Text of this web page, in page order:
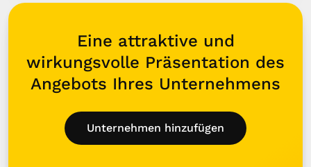
Eine attraktive und
wirkungsvolle Präsentation des
Angebots Ihres Unternehmens
Unternehmen hinzufügen